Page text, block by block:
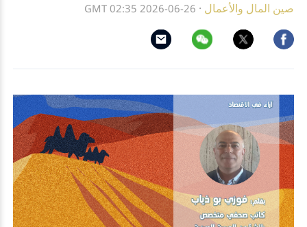
صين المال والأعمال ·
GMT 02:35 2026-06-26